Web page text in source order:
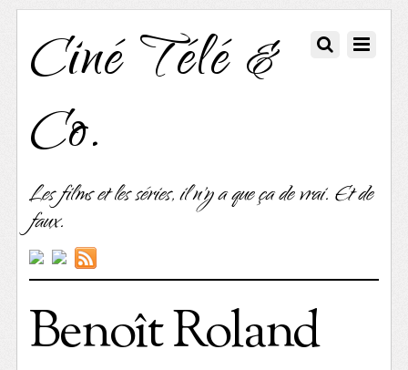
Ciné Télé &
Co.
Les films et les séries, il n'y a que ça de vrai. Et de
faux.
Benoît Roland